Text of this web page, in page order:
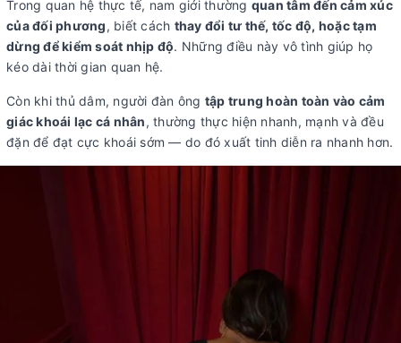
Trong quan hệ thực tế, nam giới thường quan tâm đến cảm xúc
của đối phương, biết cách thay đổi tư thế, tốc độ, hoặc tạm
dừng để kiểm soát nhịp độ. Những điều này vô tình giúp họ
kéo dài thời gian quan hệ.
Còn khi thủ dâm, người đàn ông tập trung hoàn toàn vào cảm
giác khoái lạc cá nhân, thường thực hiện nhanh, mạnh và đều
đặn để đạt cực khoái sớm — do đó xuất tinh diễn ra nhanh hơn.